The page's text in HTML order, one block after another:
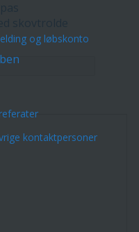
og løbskonto
kontaktpersoner
skovtrolde